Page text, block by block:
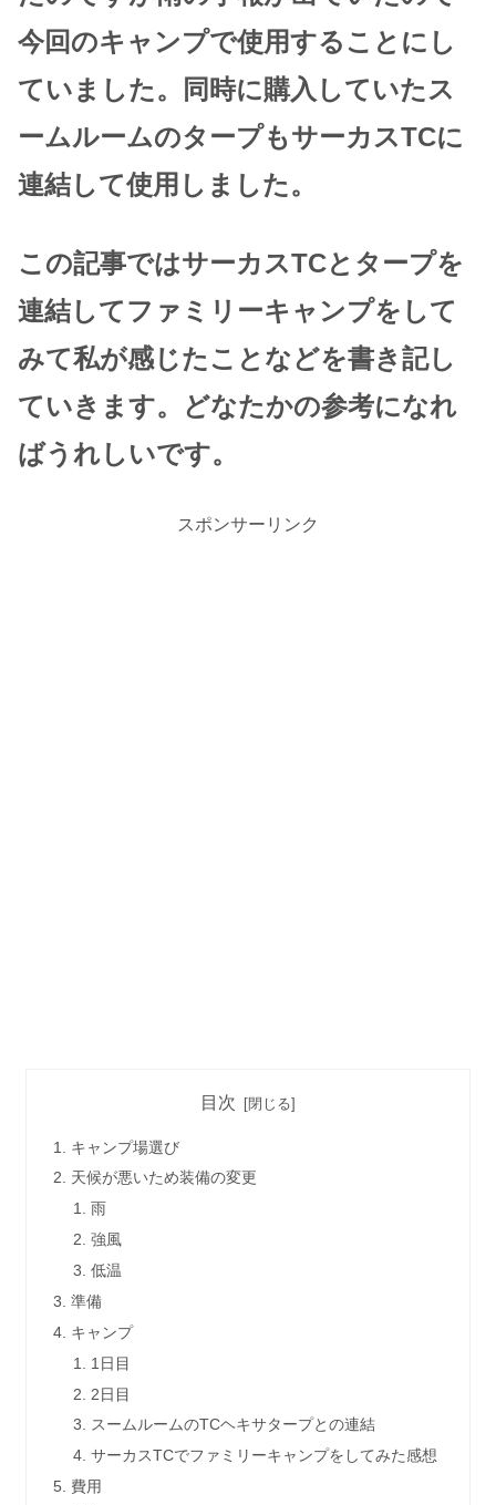
今回のキャンプで使用することにし
ていました。同時に購入していたス
ームルームのタープもサーカスTCに
連結して使用しました。
この記事ではサーカスTCとタープを
連結してファミリーキャンプをして
みて私が感じたことなどを書き記し
ていきます。どなたかの参考になれ
ばうれしいです。
スポンサーリンク
目次
キャンプ場選び
天候が悪いため装備の変更
雨
強風
低温
準備
キャンプ
1日目
2日目
スームルームのTCヘキサタープとの連結
サーカスTCでファミリーキャンプをしてみた感想
費用